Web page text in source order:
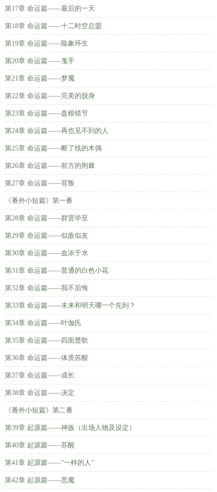
第17章 命运篇——最后的一天
第18章 命运篇——十二时空总盟
第19章 命运篇——险象环生
第20章 命运篇——鬼手
第21章 命运篇——梦魇
第22章 命运篇——完美的脱身
第23章 命运篇——盘根错节
第24章 命运篇——再也见不到的人
第25章 命运篇——断了线的木偶
第26章 命运篇——前方的荆棘
第27章 命运篇——背叛
《番外小短篇》第一番
第28章 命运篇——群贤毕至
第29章 命运篇——似敌似友
第30章 命运篇——血浓于水
第31章 命运篇——普通的白色小花
第32章 命运篇——我不后悔
第33章 命运篇——未来和明天哪一个先到？
第34章 命运篇——叶伽氏
第35章 命运篇——四面楚歌
第36章 命运篇——体质苏醒
第37章 命运篇——成长
第38章 命运篇——决定
《番外小短篇》第二番
第39章 起源篇——神族（出场人物及设定）
第40章 起源篇——苏醒
第41章 起源篇——“一样的人”
第42章 起源篇——恶魔